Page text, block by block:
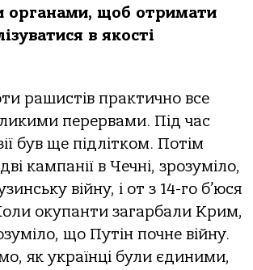
органами, щоб отримати
в якості
рашистів практично все
перервами. Під час
був ще підлітком. Потім
кампанії в Чечні, зрозуміло,
війну, і от з 14-го б’юся
окупанти загарбали Крим,
що Путін почне війну.
як українці були єдиними,